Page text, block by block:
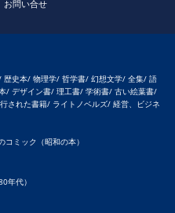
お問い合せ
史本/ 物理学/ 哲学書/ 幻想文学/ 全集/ 語
/ デザイン書/ 理工書/ 学術書/ 古い絵葉書/
された書籍/ ライトノベルズ/ 経営、ビジネ
ミック（昭和の本）
年代）